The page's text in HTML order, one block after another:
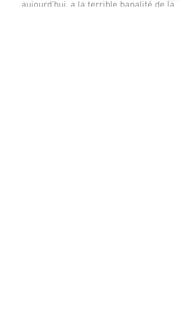
aujourd'hui, a la terrible banalité de la